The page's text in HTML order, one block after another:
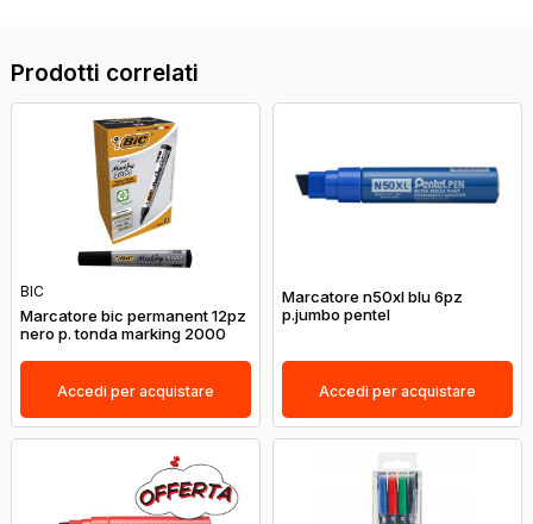
Prodotti correlati
BIC
Marcatore bic permanent 12pz
nero p. tonda marking 2000
Accedi per acquistare
Marcatore n50xl blu 6pz
p.jumbo pentel
Accedi per acquistare